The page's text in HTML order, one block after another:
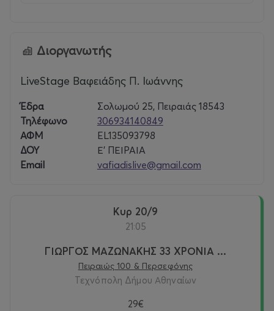
Διοργανωτής
LiveStage Βαφειάδης Π. Ιωάννης
Έδρα
Σολωμού 25, Πειραιάς 18543
Τηλέφωνο
306934140849
ΑΦΜ
EL135093798
ΔΟΥ
Ε’ ΠΕΙΡΑΙΑ
Email
vafiadislive@gmail.com
Κυρ 20/9
21:05
ΓΙΩΡΓΟΣ ΜΑΖΩΝΑΚΗΣ 33 ΧΡΟΝΙΑ ...
Πειραιώς 100 & Περσεφόνης
Τεχνόπολη Δήμου Αθηναίων
29€